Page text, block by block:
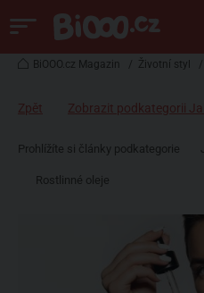
BiOOO.cz Magazin / Životní styl /
Zpět Zobrazit podkategorii
Prohlížíte si články podkategorie
Rostlinné oleje